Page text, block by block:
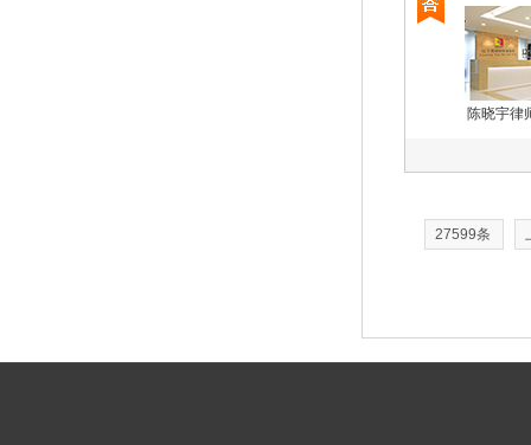
陈晓宇律
27599条